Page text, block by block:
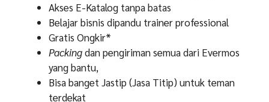
Akses E-Katalog tanpa batas
Belajar bisnis dipandu trainer professional
Gratis Ongkir*
Packingdan pengiriman semua dari Evermos
yang bantu,
Bisa banget Jastip (Jasa Titip) untuk teman
terdekat